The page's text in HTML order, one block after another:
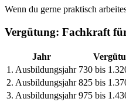
Wenn du gerne praktisch
Vergütung: Fachkraft
Jahr
1. Ausbildungsjahr 730 bis
2. Ausbildungsjahr 825 bis
3. Ausbildungsjahr 975 bis